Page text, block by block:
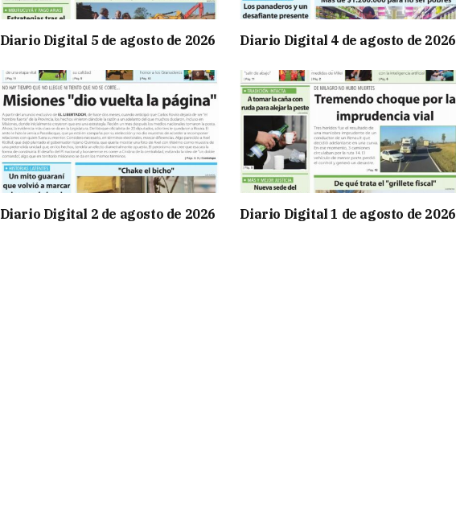
Diario Digital 5 de agosto de 2026 Diario Digital 4 de agosto de 2026
Diario Digital 2 de agosto de 2026 Diario Digital 1 de agosto de 2026